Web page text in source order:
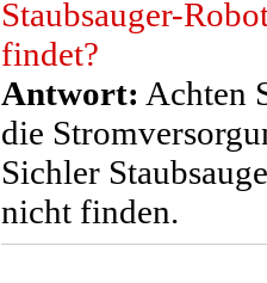
Staubsauger-
findet?
Antwort: Achten
die
Sichler
nicht finden.